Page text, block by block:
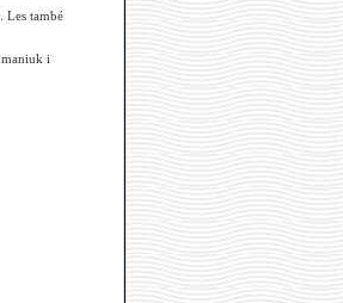
Les també
i